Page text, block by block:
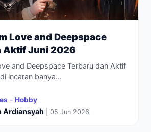
Love and Deepspace
Aktif Juni 2026
and Deepspace Terbaru dan Aktif
incaran banya...
- Hobby
Ardiansyah | 05 Jun 2026